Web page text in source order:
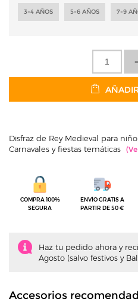
3-4 AÑOS 5-6 AÑOS 7-9
Disfraz de Rey Medieval para
Carnavales y fiestas temáticas
COMPRA 100%
SEGURA
ENVÍO GRATIS A
PARTIR DE 50 €
Haz tu pedido ahora y
Agosto (salvo festivos y
Accesorios